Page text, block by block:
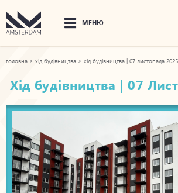
МЕНЮ
головна > хід будівництва > хід будівництва | 07 листопада 2025
Хід будівництва | 07